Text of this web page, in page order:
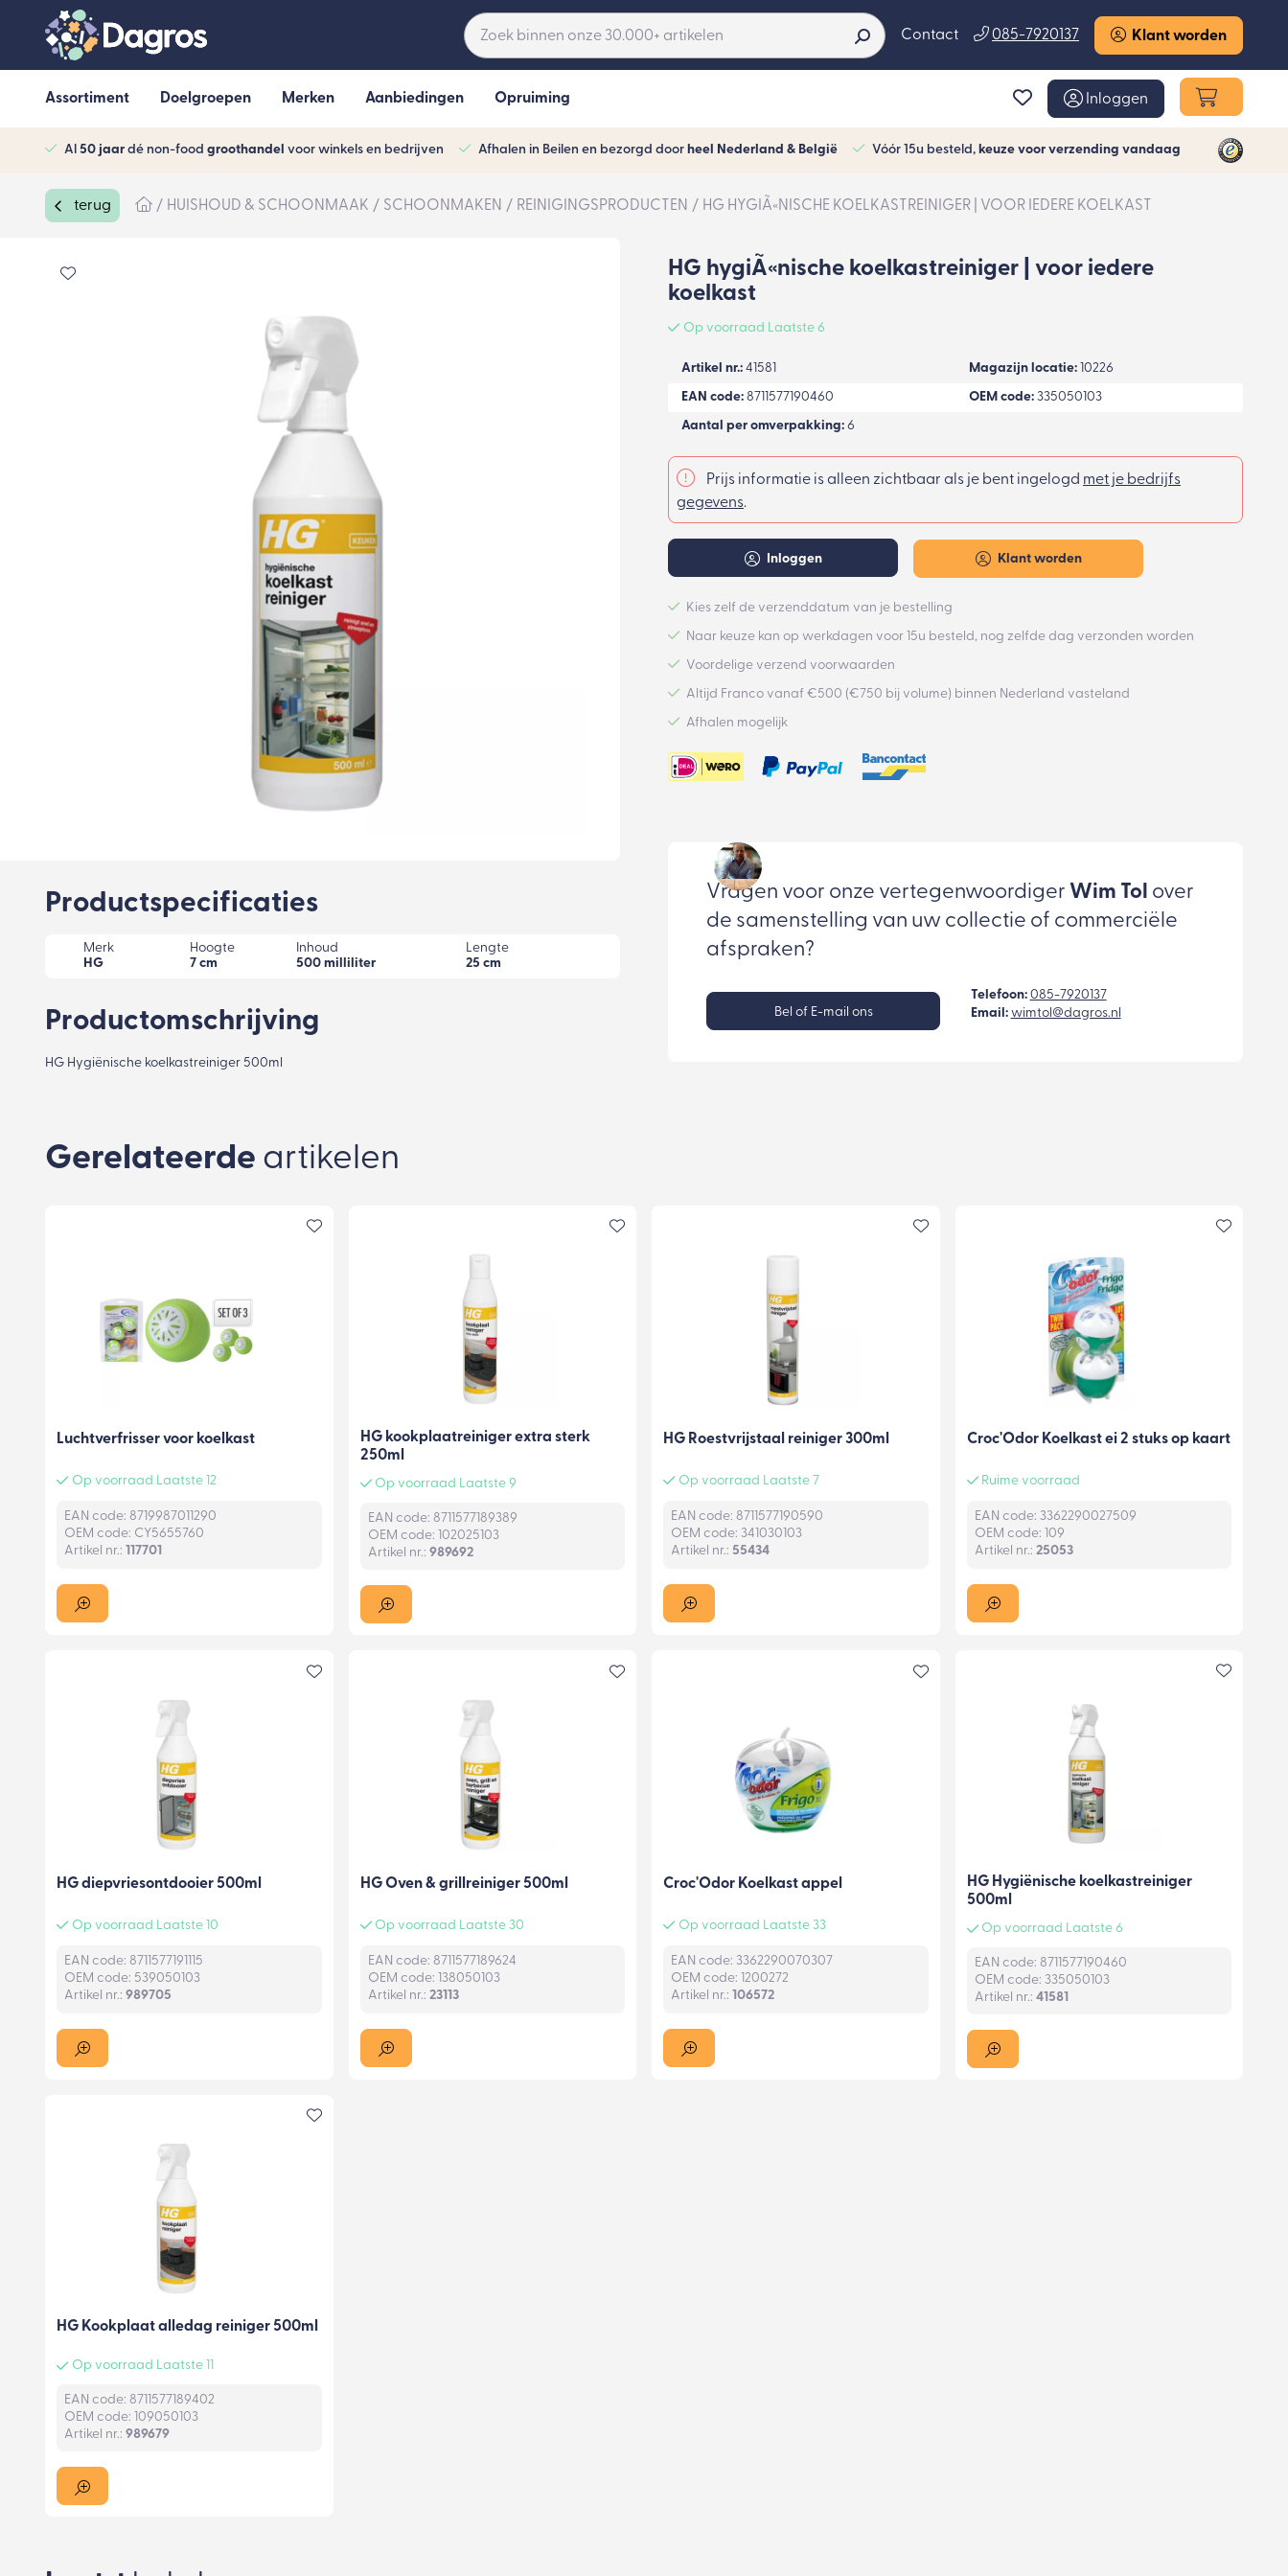
Contact 085-7920137 Klant worden
Assortiment Doelgroepen Merken Aanbiedingen Opruiming Inloggen
Al 50 jaar dé non-food groothandel voor winkels en bedrijven Afhalen in Beilen en bezorgd door heel Nederland & België Vóór 15u besteld, keuze voor verzending vandaag
terug HUISHOUD & SCHOONMAAK SCHOONMAKEN REINIGINGSPRODUCTEN HG HYGIÃ«NISCHE KOELKASTREINIGER | VOOR IEDERE KOELKAST
Productspecificaties
Merk
HG
Hoogte
7 cm
Inhoud
500 milliliter
Lengte
25 cm
Productomschrijving
HG Hygiënische koelkastreiniger 500ml
HG hygiÃ«nische koelkastreiniger | voor iedere
koelkast
Op voorraad Laatste 6
Artikel nr.: 41581 Magazijn locatie: 10226
EAN code: 8711577190460 OEM code: 335050103
Aantal per omverpakking: 6
Prijs informatie is alleen zichtbaar als je bent ingelogd met je bedrijfs
gegevens.
Inloggen Klant worden
Kies zelf de verzenddatum van je bestelling
Naar keuze kan op werkdagen voor 15u besteld, nog zelfde dag verzonden worden
Voordelige verzend voorwaarden
Altijd Franco vanaf €500 (€750 bij volume) binnen Nederland vasteland
Afhalen mogelijk
Vragen voor onze vertegenwoordiger Wim Tol over
de samenstelling van uw collectie of commerciële
afspraken?
Bel of E-mail ons
Telefoon: 085-7920137
Email: wimtol@dagros.nl
Gerelateerde artikelen
Luchtverfrisser voor koelkast
Op voorraad Laatste 12
EAN code: 8719987011290
OEM code: CY5655760
Artikel nr.: 117701
HG kookplaatreiniger extra sterk
250ml
Op voorraad Laatste 9
EAN code: 8711577189389
OEM code: 102025103
Artikel nr.: 989692
HG Roestvrijstaal reiniger 300ml
Op voorraad Laatste 7
EAN code: 8711577190590
OEM code: 341030103
Artikel nr.: 55434
Croc'Odor Koelkast ei 2 stuks op kaart
Ruime voorraad
EAN code: 3362290027509
OEM code: 109
Artikel nr.: 25053
HG diepvriesontdooier 500ml
Op voorraad Laatste 10
EAN code: 8711577191115
OEM code: 539050103
Artikel nr.: 989705
HG Oven & grillreiniger 500ml
Op voorraad Laatste 30
EAN code: 8711577189624
OEM code: 138050103
Artikel nr.: 23113
Croc'Odor Koelkast appel
Op voorraad Laatste 33
EAN code: 3362290070307
OEM code: 1200272
Artikel nr.: 106572
HG Hygiënische koelkastreiniger
500ml
Op voorraad Laatste 6
EAN code: 8711577190460
OEM code: 335050103
Artikel nr.: 41581
HG Kookplaat alledag reiniger 500ml
Op voorraad Laatste 11
EAN code: 8711577189402
OEM code: 109050103
Artikel nr.: 989679